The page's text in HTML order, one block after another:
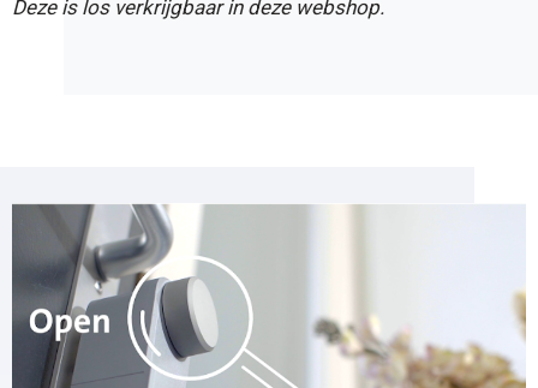
Deze is los verkrijgbaar in deze webshop.